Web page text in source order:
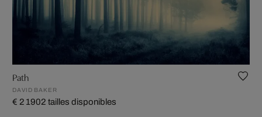
Path
DAVID BAKER
€ 2 1902 tailles disponibles